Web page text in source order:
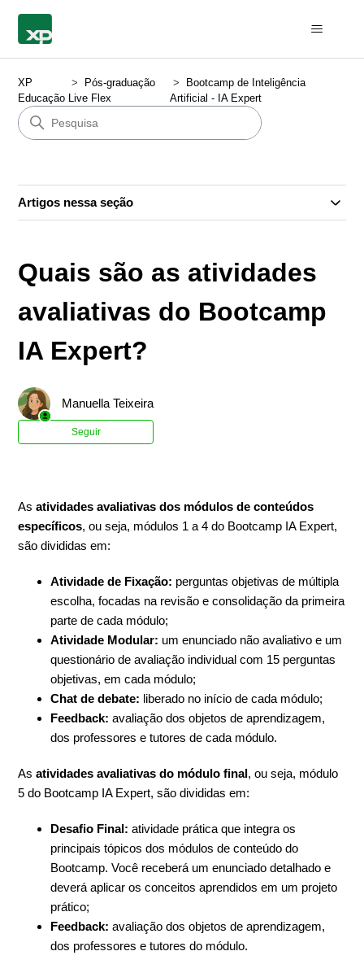
XP
Educação
Pós-graduação
Live Flex
Bootcamp de Inteligência
Artificial - IA Expert
Artigos nessa seção
Quais são as atividades
avaliativas do Bootcamp
IA Expert?
Manuella Teixeira
Seguir
Asatividades avaliativas dos módulos de conteúdos
específicos, ou seja, módulos 1 a 4 do Bootcamp IA Expert,
são divididas em:
Atividade de Fixação: perguntas objetivas de múltipla
escolha, focadas na revisão e consolidação da primeira
parte de cada módulo;
Atividade Modular: um enunciado não avaliativo e um
questionário de avaliação individual com 15 perguntas
objetivas, em cada módulo;
Chat de debate: liberado no início de cada módulo;
Feedback: avaliação dos objetos de aprendizagem,
dos professores e tutores de cada módulo.
Asatividades avaliativas do módulo final, ou seja, módulo
5 do Bootcamp IA Expert, são divididas em:
Desafio Final: atividade prática que integra os
principais tópicos dos módulos de conteúdo do
Bootcamp. Você receberá um enunciado detalhado e
deverá aplicar os conceitos aprendidos em um projeto
prático;
Feedback: avaliação dos objetos de aprendizagem,
dos professores e tutores do módulo.